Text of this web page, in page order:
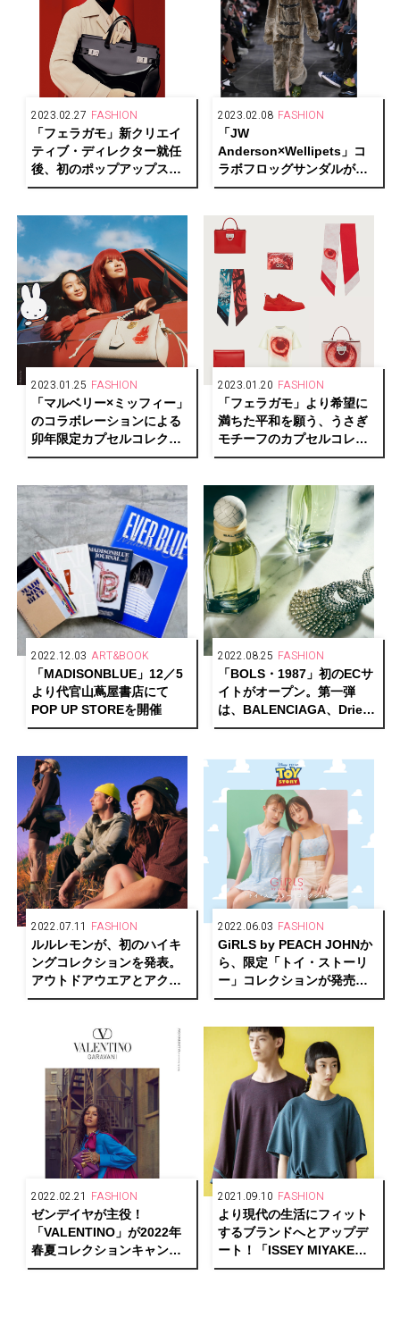
2023.02.27 FASHION
「フェラガモ」新クリエイ
ティブ・ディレクター就任
後、初のポップアップスト
アを東京・大阪で開催
2023.02.08 FASHION
「JW
Anderson×Wellipets」コ
ラボフロッグサンダルが先
行発売！2023年秋冬コレク
2023.01.25 FASHION
「マルベリー×ミッフィー」
のコラボレーションによる
卯年限定カプセルコレクシ
ョンが登場
2023.01.20 FASHION
「フェラガモ」より希望に
満ちた平和を願う、うさぎ
モチーフのカプセルコレク
ションが発売中
2022.12.03 ART&BOOK
「MADISONBLUE」12／5
より代官山蔦屋書店にて
POP UP STOREを開催
2022.08.25 FASHION
「BOLS・1987」初のECサ
イトがオープン。第一弾
は、BALENCIAGA、Dries
Van Noten、Paco
2022.07.11 FASHION
ルルレモンが、初のハイキ
ングコレクションを発表。
アウトドアウエアとアクセ
サリー22アイテムをライン
2022.06.03 FASHION
GiRLS by PEACH JOHNか
ら、限定「トイ・ストーリ
ー」コレクションが発売
中。井上咲楽＆なえなのに
も公開！
2022.02.21 FASHION
ゼンデイヤが主役！
「VALENTINO」が2022年
春夏コレクションキャンペ
ーンのショートムービーを
2021.09.10 FASHION
より現代の生活にフィット
するブランドへとアップデ
ート！「ISSEY MIYAKE」
の新生「HaaT」が特別展示